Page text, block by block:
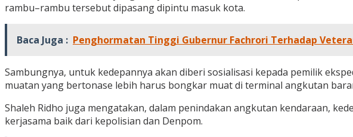
rambu–rambu tersebut dipasang dipintu masuk kota.
Baca Juga : Penghormatan Tinggi Gubernur Fachrori Terhadap
Sambungnya, untuk kedepannya akan diberi sosialisasi kepada pemilik
muatan yang bertonase lebih harus bongkar muat di terminal angkutan
Shaleh Ridho juga mengatakan, dalam penindakan angkutan kendaraan,
kerjasama baik dari kepolisian dan Denpom.